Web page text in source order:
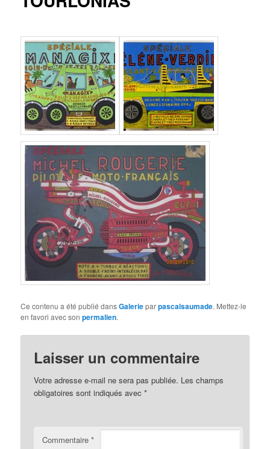
Ce contenu a été publié dansGalerieparpascalsaumade. Mettez-le
en favori avec sonpermalien.
Laisser un commentaire
Votre adresse e-mail ne sera pas publiée. Les champs
obligatoires sont indiqués avec*
Commentaire*